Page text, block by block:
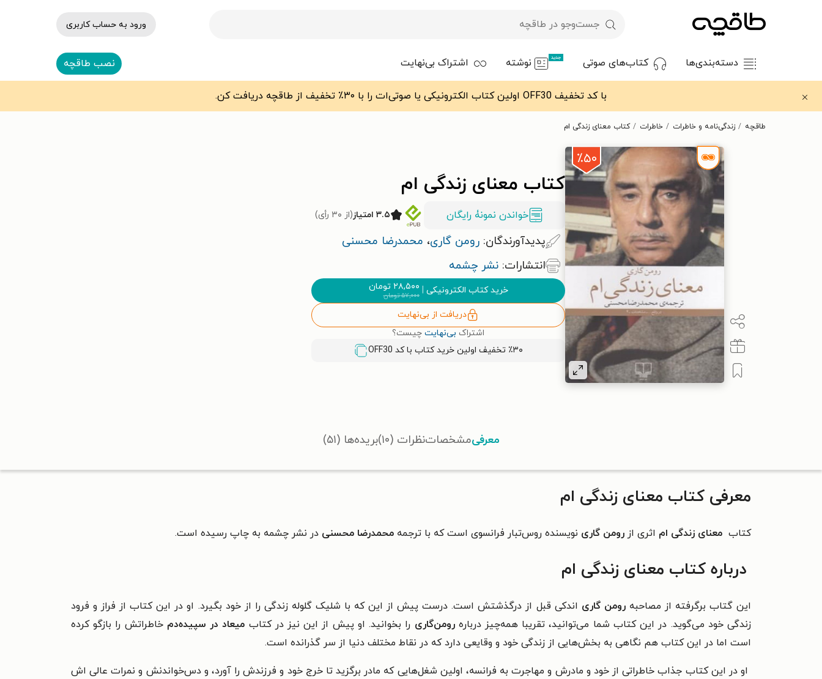
ورود به حساب کاربری
دسته‌بندی‌ها کتاب‌های صوتی جدید نوشته اشتراک بی‌نهایت نصب طاقچه
با کد تخفیف OFF30 اولین کتاب الکترونیکی یا صوتی‌ات را با ۳۰٪ تخفیف از طاقچه دریافت کن.
طاقچه زندگی‌نامه و خاطرات خاطرات کتاب معنای زندگی ام
٪۵۰
کتاب معنای زندگی ام
خواندن نمونۀ رایگان ۳.۵ امتیاز (از ۳۰ رأی)
پدیدآورندگان: رومن گاری، محمدرضا محسنی
انتشارات: نشر چشمه
خرید کتاب الکترونیکی | ۲۸,۵۰۰ تومان
۵۷,۰۰۰تومان
دریافت از بی‌نهایت
اشتراک بی‌نهایت چیست؟
٪۳۰ تخفیف اولین خرید کتاب با کد
OFF30
معرفیمشخصاتنظرات (۱۰) بریده‌ها (۵۱)
معرفی کتاب معنای زندگی ام
کتاب معنای زندگی ام اثری از رومن گاری نویسنده روس‌تبار فرانسوی است که با ترجمه محمدرضا محسنی در نشر چشمه به چاپ رسیده است.
درباره کتاب معنای زندگی ام
این گتاب برگرفته از مصاحبهرومن‌ گاری اندکی قبل از درگذشتش است. درست پیش از این که با شلیک گلوله زندگی را از خود بگیرد. او در این کتاب از فراز و فرود
زندگی خود می‌گوید. در این کتاب شما می‌توانید، تقریبا همه‌چیز دربارهرومن‌گاری را بخوانید. او پیش از این نیز در کتاب میعاد در سپیده‌دمخاطراتش را بازگو کرده
است اما در این کتاب هم نگاهی به بخش‌هایی از زندگی خود و وقایعی دارد که در نقاط مختلف دنیا از سر گذرانده است.
او در این کتاب جذاب خاطراتی از خود و مادرش و مهاجرت به فرانسه، اولین شغل‌هایی که مادر برگزید تا خرج خود و فرزندش را آورد، و دس‌خواندنش و نمرات عالی اش